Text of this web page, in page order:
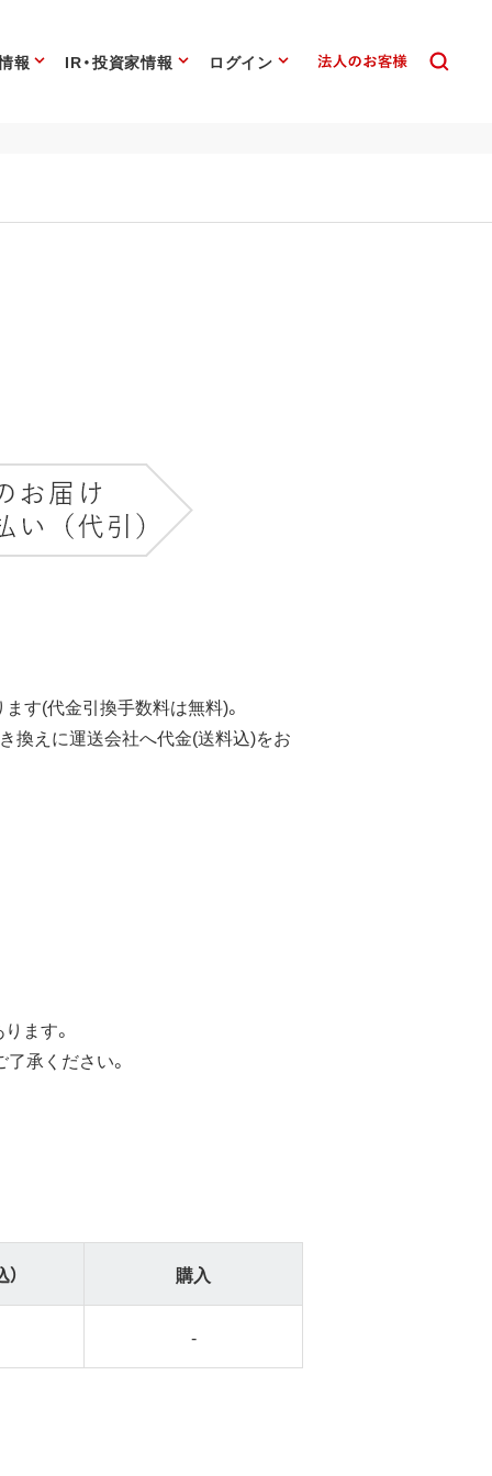
報 IR・投資家情報 ログイン
す(代金引換手数料は無料)。
換えに運送会社へ代金(送料込)をお
ます。
承ください。
購入
-